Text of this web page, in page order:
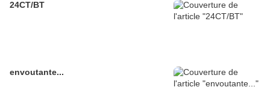
24CT/BT
envoutante...